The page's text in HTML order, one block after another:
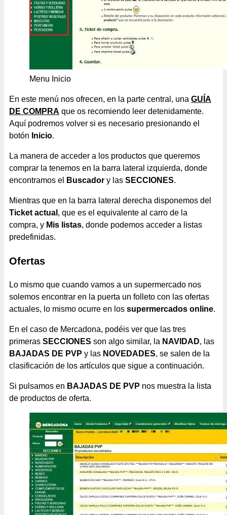
Menu Inicio
En este menú nos ofrecen, en la parte central, una GUÍA
DE COMPRA que os recomiendo leer detenidamente.
Aquí podremos volver si es necesario presionando el
botón Inicio.
La manera de acceder a los productos que queremos
comprar la tenemos en la barra lateral izquierda, donde
encontramos el
Buscador y las SECCIONES.
Mientras que en la barra lateral derecha disponemos del
Ticket actual , que es el equivalente al carro de la
compra, y Mis listas, donde podemos acceder a listas
predefinidas.
Ofertas
Lo mismo que cuando vamos a un supermercado nos
solemos encontrar en la puerta un folleto con las ofertas
actuales, lo mismo ocurre en los supermercados online.
En el caso de Mercadona, podéis ver que las tres
primeras SECCIONES son algo similar, la NAVIDAD, las
BAJADAS DE PVP y las NOVEDADES, se salen de la
clasificación de los artículos que sigue a continuación.
Si pulsamos en BAJADAS DE PVP nos muestra la lista
de productos de oferta.